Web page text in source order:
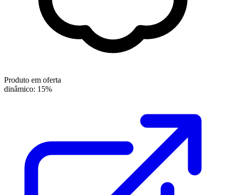
Produto em oferta
dinâmico: 15%